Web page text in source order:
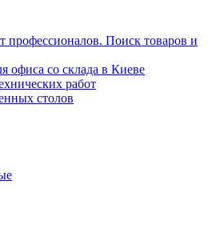
профессионалов. Поиск товаров и
офиса со склада в Киеве
работ
столов